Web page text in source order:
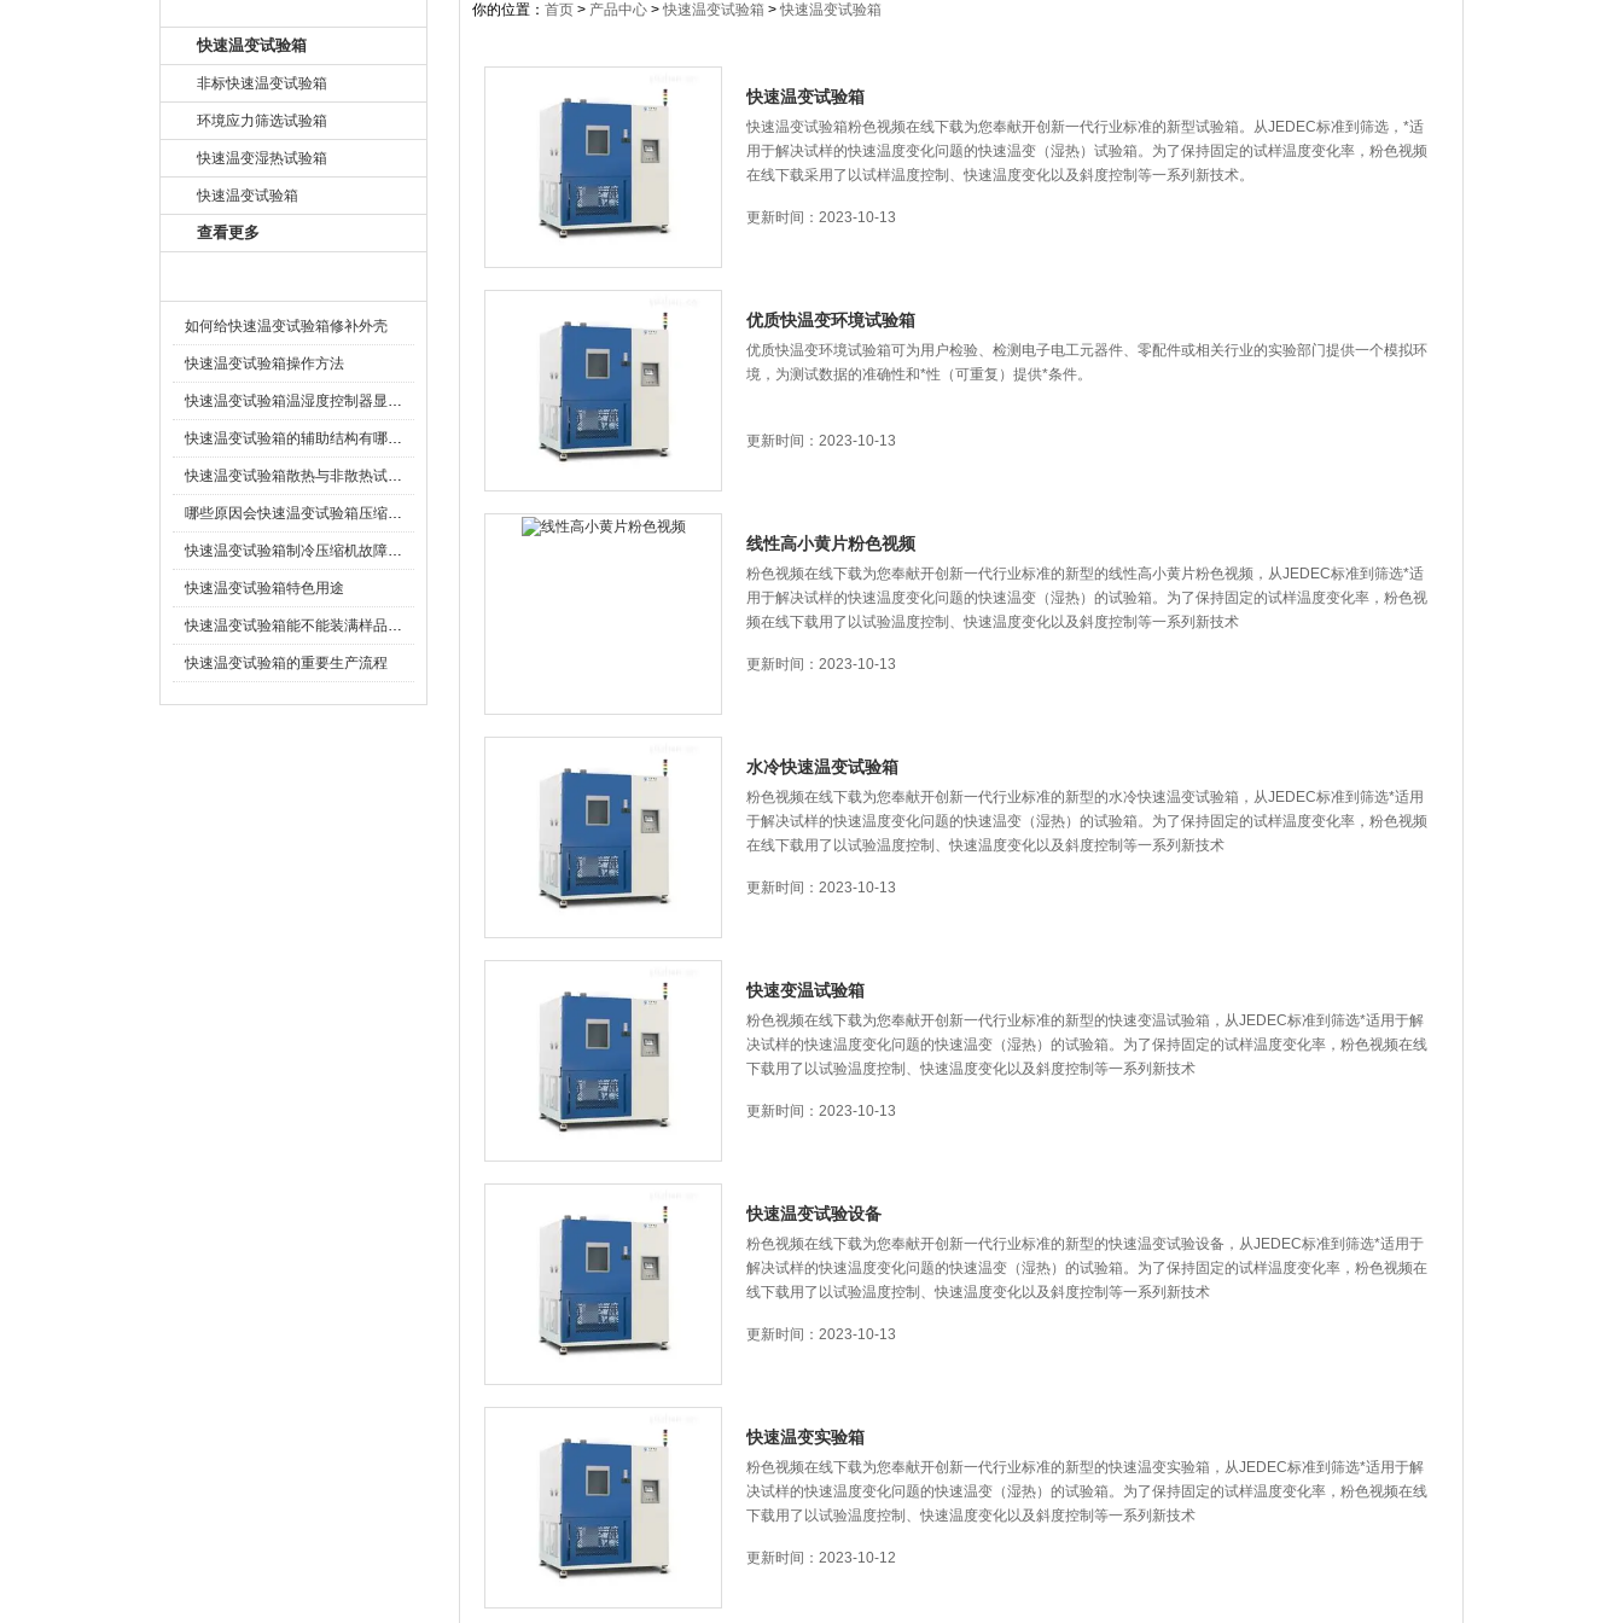
快速温变试验箱
非标快速温变试验箱
环境应力筛选试验箱
快速温变湿热试验箱
快速温变试验箱
查看更多
如何给快速温变试验箱修补外壳
快速温变试验箱操作方法
快速温变试验箱温湿度控制器显示湿度异常解决措施
快速温变试验箱的辅助结构有哪些呢?
快速温变试验箱散热与非散热试验样品是什么及如何区别
哪些原因会快速温变试验箱压缩机缺油？
快速温变试验箱制冷压缩机故障排除总结
快速温变试验箱特色用途
快速温变试验箱能不能装满样品做试验？
快速温变试验箱的重要生产流程
你的位置： 首页 > 产品中心 >快速温变试验箱 >快速温变试验箱
快速温变试验箱
快速温变试验箱粉色视频在线下载为您奉献开创新一代行业标准的新型试验箱。从JEDEC标准到筛选，*适
用于解决试样的快速温度变化问题的快速温变（湿热）试验箱。为了保持固定的试样温度变化率，粉色视频
在线下载采用了以试样温度控制、快速温度变化以及斜度控制等一系列新技术。
更新时间：2023-10-13
优质快温变环境试验箱
优质快温变环境试验箱可为用户检验、检测电子电工元器件、零配件或相关行业的实验部门提供一个模拟环
境，为测试数据的准确性和*性（可重复）提供*条件。
更新时间：2023-10-13
线性高小黄片粉色视频
粉色视频在线下载为您奉献开创新一代行业标准的新型的线性高小黄片粉色视频，从JEDEC标准到筛选*适
用于解决试样的快速温度变化问题的快速温变（湿热）的试验箱。为了保持固定的试样温度变化率，粉色视
频在线下载用了以试验温度控制、快速温度变化以及斜度控制等一系列新技术
更新时间：2023-10-13
水冷快速温变试验箱
粉色视频在线下载为您奉献开创新一代行业标准的新型的水冷快速温变试验箱，从JEDEC标准到筛选*适用
于解决试样的快速温度变化问题的快速温变（湿热）的试验箱。为了保持固定的试样温度变化率，粉色视频
在线下载用了以试验温度控制、快速温度变化以及斜度控制等一系列新技术
更新时间：2023-10-13
快速变温试验箱
粉色视频在线下载为您奉献开创新一代行业标准的新型的快速变温试验箱，从JEDEC标准到筛选*适用于解
决试样的快速温度变化问题的快速温变（湿热）的试验箱。为了保持固定的试样温度变化率，粉色视频在线
下载用了以试验温度控制、快速温度变化以及斜度控制等一系列新技术
更新时间：2023-10-13
快速温变试验设备
粉色视频在线下载为您奉献开创新一代行业标准的新型的快速温变试验设备，从JEDEC标准到筛选*适用于
解决试样的快速温度变化问题的快速温变（湿热）的试验箱。为了保持固定的试样温度变化率，粉色视频在
线下载用了以试验温度控制、快速温度变化以及斜度控制等一系列新技术
更新时间：2023-10-13
快速温变实验箱
粉色视频在线下载为您奉献开创新一代行业标准的新型的快速温变实验箱，从JEDEC标准到筛选*适用于解
决试样的快速温度变化问题的快速温变（湿热）的试验箱。为了保持固定的试样温度变化率，粉色视频在线
下载用了以试验温度控制、快速温度变化以及斜度控制等一系列新技术
更新时间：2023-10-12